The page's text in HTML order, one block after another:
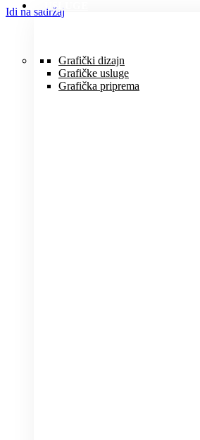
Idi na sadržajUSLUGE
Grafički dizajn
Grafičke usluge
Grafička priprema